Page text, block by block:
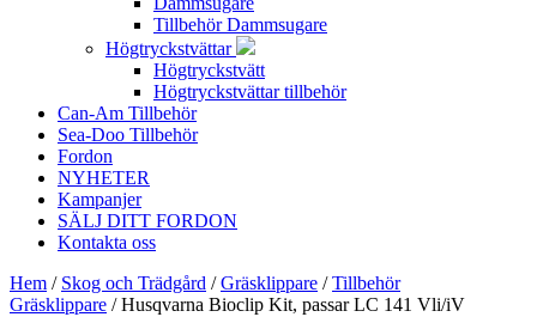
Tillbehör Dammsugare
Högtryckstvättar
Högtryckstvätt
Högtryckstvättar tillbehör
Can-Am Tillbehör
Sea-Doo Tillbehör
Fordon
NYHETER
Kampanjer
SÄLJ DITT FORDON
Kontakta oss
Hem / Skog och Trädgård /Gräsklippare /Tillbehör
Gräsklippare / Husqvarna Bioclip Kit, passar LC 141 Vli/iV